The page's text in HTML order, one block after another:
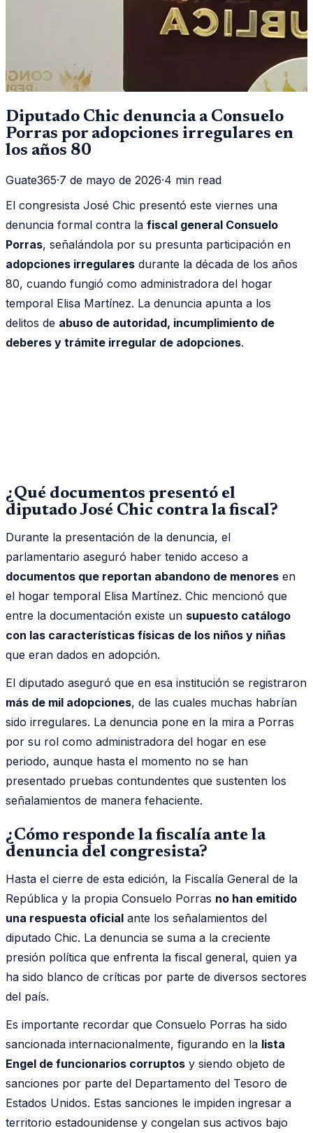
Diputado Chic denuncia a Consuelo
Porras por adopciones irregulares en
los años 80
Guate365·7 de mayo de 2026·4 min read
El congresista José Chic presentó este viernes una
denuncia formal contra la fiscal general Consuelo
Porras, señalándola por su presunta participación en
adopciones irregulares durante la década de los años
80, cuando fungió como administradora del hogar
temporal Elisa Martínez. La denuncia apunta a los
delitos de abuso de autoridad, incumplimiento de
deberes y trámite irregular de adopciones.
¿Qué documentos presentó el
diputado José Chic contra la fiscal?
Durante la presentación de la denuncia, el
parlamentario aseguró haber tenido acceso a
documentos que reportan abandono de menores en
el hogar temporal Elisa Martínez. Chic mencionó que
entre la documentación existe un supuesto catálogo
con las características físicas de los niños y niñas
que eran dados en adopción.
El diputado aseguró que en esa institución se registraron
más de mil adopciones, de las cuales muchas habrían
sido irregulares. La denuncia pone en la mira a Porras
por su rol como administradora del hogar en ese
periodo, aunque hasta el momento no se han
presentado pruebas contundentes que sustenten los
señalamientos de manera fehaciente.
¿Cómo responde la fiscalía ante la
denuncia del congresista?
Hasta el cierre de esta edición, la Fiscalía General de la
República y la propia Consuelo Porras no han emitido
una respuesta oficial ante los señalamientos del
diputado Chic. La denuncia se suma a la creciente
presión política que enfrenta la fiscal general, quien ya
ha sido blanco de críticas por parte de diversos sectores
del país.
Es importante recordar que Consuelo Porras ha sido
sancionada internacionalmente, figurando en la lista
Engel de funcionarios corruptos y siendo objeto de
sanciones por parte del Departamento del Tesoro de
Estados Unidos. Estas sanciones le impiden ingresar a
territorio estadounidense y congelan sus activos bajo